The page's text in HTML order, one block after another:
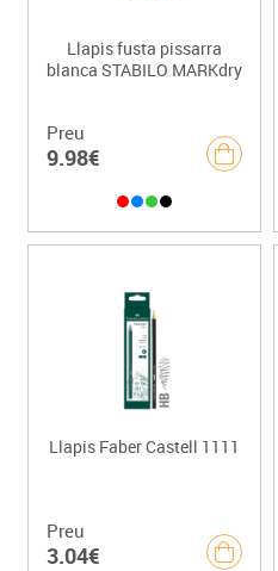
Llapis fusta pissarra
blanca STABILO MARKdry
Preu
9.98€
Llapis Faber Castell 1111
Preu
3.04€